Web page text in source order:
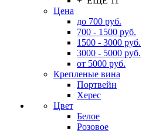
Цена
до 700 руб.
700 - 1500 руб.
1500 - 3000 руб.
3000 - 5000 руб.
от 5000 руб.
Крепленые вина
Портвейн
Херес
Цвет
Белое
Розовое